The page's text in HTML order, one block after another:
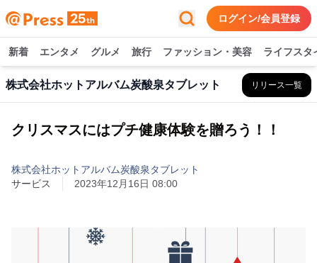
ログイン/会員登録
新着 エンタメ グルメ 旅行 ファッション・美容 ライフスタ
株式会社ホットアルバム炭酸泉タブレット リリース一覧
クリスマスにはプチ健康体験を贈ろう！！
株式会社ホットアルバム炭酸泉タブレット
サービス
2023年12月16日 08:00